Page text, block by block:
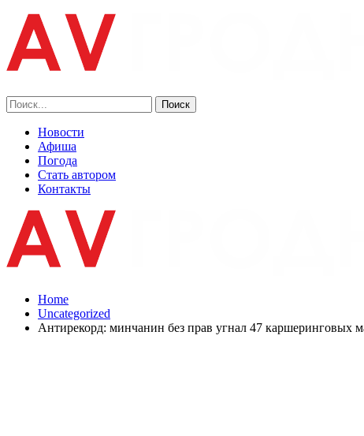
Новости
Афиша
Погода
Стать автором
Контакты
Home
Uncategorized
Антирекорд: минчанин без прав угнал 47 каршеринговых